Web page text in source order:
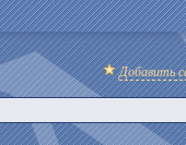
Добавить